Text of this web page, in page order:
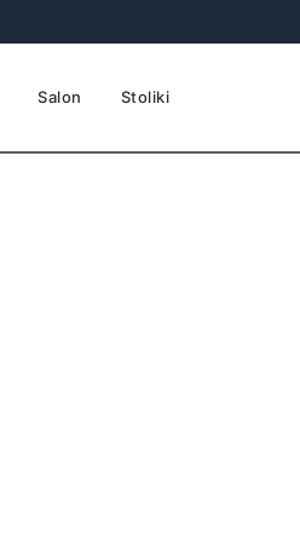
Salon Stoliki